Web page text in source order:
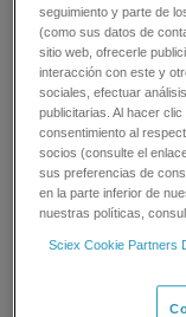
seguimiento y parte de
(como sus datos de
sitio web, ofrecerle
interacción con este y
sociales, efectuar
publicitarias. Al hacer
consentimiento al
socios (consulte el
sus preferencias de
en la parte inferior de
nuestras políticas,
Sciex Cookie Partners